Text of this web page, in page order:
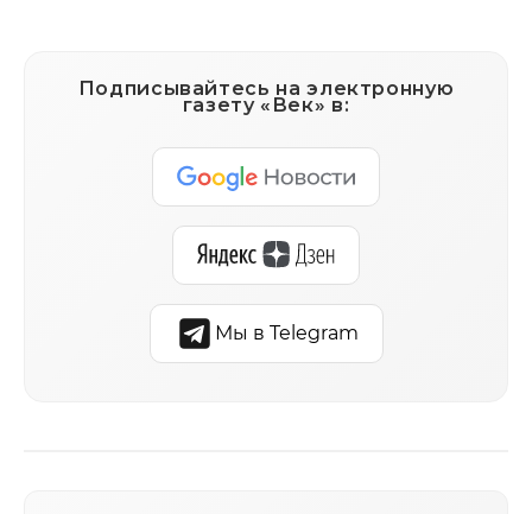
Подписывайтесь на электронную
газету «Век» в:
Мы в Telegram